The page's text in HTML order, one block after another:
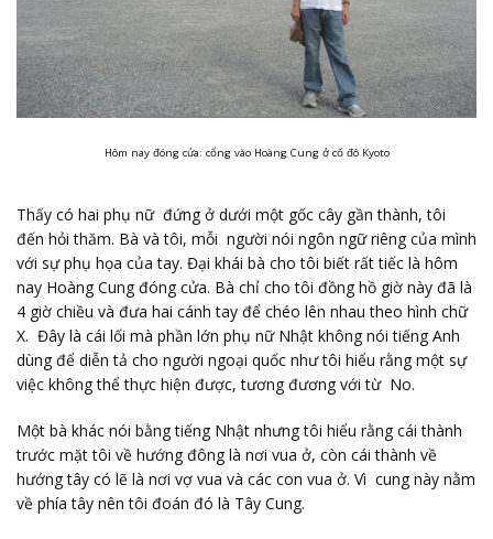
Hôm nay đóng cửa: cổng vào Hoàng Cung ở cố đô Kyoto
Thấy có hai phụ nữ đứng ở dưới một gốc cây gần thành, tôi
đến hỏi thăm. Bà và tôi, mỗi người nói ngôn ngữ riêng của mình
với sự phụ họa của tay. Đại khái bà cho tôi biết rất tiếc là hôm
nay Hoàng Cung đóng cửa. Bà chỉ cho tôi đồng hồ giờ này đã là
4 giờ chiều và đưa hai cánh tay để chéo lên nhau theo hình chữ
X. Đây là cái lối mà phần lớn phụ nữ Nhật không nói tiếng Anh
dùng để diễn tả cho người ngoại quốc như tôi hiểu rằng một sự
việc không thể thực hiện được, tương đương với từ No.
Một bà khác nói bằng tiếng Nhật nhưng tôi hiểu rằng cái thành
trước mặt tôi về hướng đông là nơi vua ở, còn cái thành về
hướng tây có lẽ là nơi vợ vua và các con vua ở. Vì cung này nằm
về phía tây nên tôi đoán đó là Tây Cung.